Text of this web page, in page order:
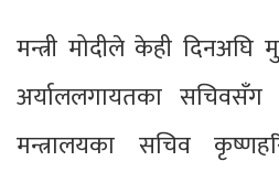
मन्त्री मोदीले केही
अर्याललगायतका
मन्त्रालयका सचिव